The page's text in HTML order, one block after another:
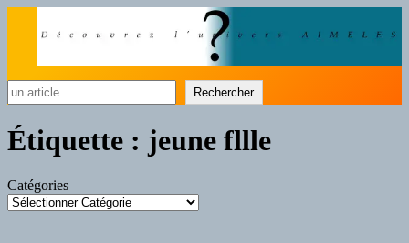
Rechercher
Étiquette : jeune fllle
Catégories